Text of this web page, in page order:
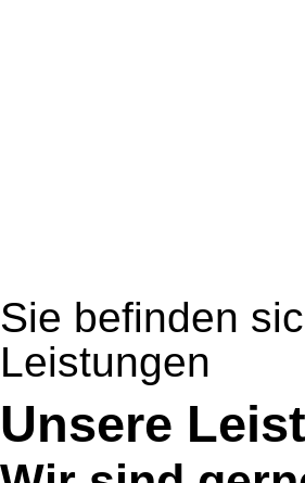
Sie befinden
Leistungen
Unsere